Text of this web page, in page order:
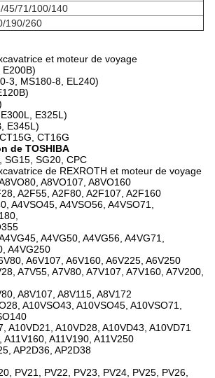
45/71/100/140
190/260
et moteur de voyage
E200B)
3, MS180-8, EL240)
E325L)
E345L)
CT16G
de TOSHIBA
SG15, SG20, CPC
de REXROTH et moteur de voyage
A8VO107, A8VO160
A2F55, A2F80, A2F107, A2F160
A4VSO45, A4VSO56, A4VSO71,
A4VG50, A4VG56, A4VG71,
A4VG250
A6V107, A6V160, A6V225, A6V250
A7V55, A7V80, A7V107, A7V160, A7V200,
A8V107, A8V115, A8V172
A10VSO43, A10VSO45, A10VSO71,
A10VD21, A10VD28, A10VD43, A10VD71
A11V160, A11V190, A11V250
AP2D36, AP2D38
PV21, PV22, PV23, PV24, PV25, PV26,